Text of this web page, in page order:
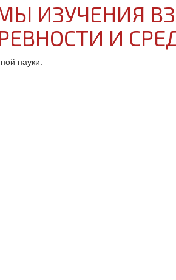
ИЗУЧЕНИЯ
И
науки.